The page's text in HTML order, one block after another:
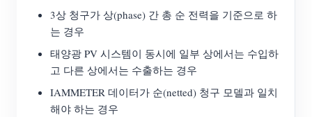
3상 청구가 상(phase) 간 총 순 전력을 기준으로 하
는 경우
태양광 PV 시스템이 동시에 일부 상에서는 수입하
고 다른 상에서는 수출하는 경우
IAMMETER 데이터가 순(netted) 청구 모델과 일치
해야 하는 경우